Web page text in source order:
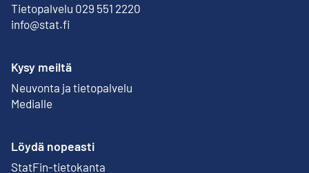
Tietopalvelu 029 551 2220
info@stat.fi
Kysy meiltä
Neuvonta ja tietopalvelu
Medialle
Löydä nopeasti
StatFin-tietokanta